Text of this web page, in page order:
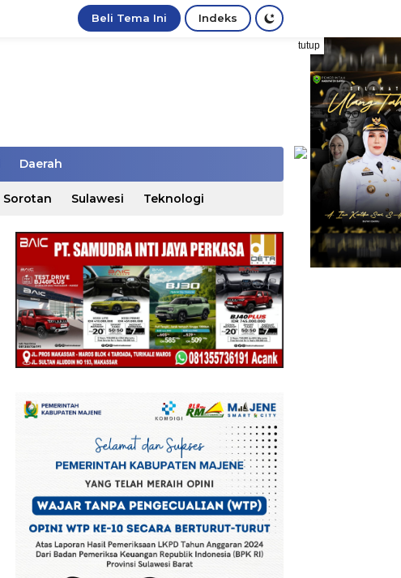
Beli Tema Ini Indeks
tutup
Daerah
Sorotan Sulawesi Teknologi